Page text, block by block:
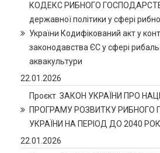
КОДЕКС РИБНОГО
державної політики у сфері
України Кодифікований акт у
законодавства ЄС у сфері
аквакультури
22.01.2026
Проєкт ЗАКОН УКРАЇНИ ПРО
ПРОГРАМУ РОЗВИТКУ РИБНОГО
УКРАЇНИ НА ПЕРІОД ДО 2040
22.01.2026